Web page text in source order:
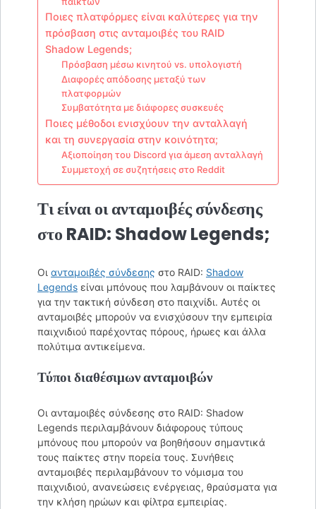
Ποιες πλατφόρμες είναι καλύτερες για την
πρόσβαση στις ανταμοιβές του RAID
Shadow Legends;
Πρόσβαση μέσω κινητού vs. υπολογιστή
Διαφορές απόδοσης μεταξύ των
πλατφορμών
Συμβατότητα με διάφορες συσκευές
Ποιες μέθοδοι ενισχύουν την ανταλλαγή
και τη συνεργασία στην κοινότητα;
Αξιοποίηση του Discord για άμεση ανταλλαγή
Συμμετοχή σε συζητήσεις στο Reddit
Τι είναι οι ανταμοιβές σύνδεσης
στο RAID: Shadow Legends;
Οι ανταμοιβές σύνδεσης στο RAID: Shadow
Legends είναι μπόνους που λαμβάνουν οι παίκτες
για την τακτική σύνδεση στο παιχνίδι. Αυτές οι
ανταμοιβές μπορούν να ενισχύσουν την εμπειρία
παιχνιδιού παρέχοντας πόρους, ήρωες και άλλα
πολύτιμα αντικείμενα.
Τύποι διαθέσιμων ανταμοιβών
Οι ανταμοιβές σύνδεσης στο RAID: Shadow
Legends περιλαμβάνουν διάφορους τύπους
μπόνους που μπορούν να βοηθήσουν σημαντικά
τους παίκτες στην πορεία τους. Συνήθεις
ανταμοιβές περιλαμβάνουν το νόμισμα του
παιχνιδιού, ανανεώσεις ενέργειας, θραύσματα για
την κλήση ηρώων και φίλτρα εμπειρίας.